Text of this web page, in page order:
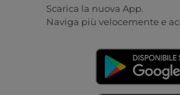
Scarica la nuova App.
Naviga più velocemente e